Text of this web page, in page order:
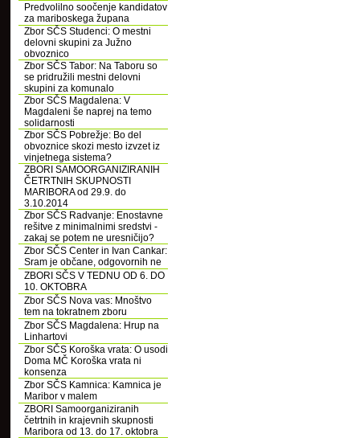
Predvolilno soočenje kandidatov
za mariboskega župana
Zbor SČS Studenci: O mestni
delovni skupini za Južno
obvoznico
Zbor SČS Tabor: Na Taboru so
se pridružili mestni delovni
skupini za komunalo
Zbor SČS Magdalena: V
Magdaleni še naprej na temo
solidarnosti
Zbor SČS Pobrežje: Bo del
obvoznice skozi mesto izvzet iz
vinjetnega sistema?
ZBORI SAMOORGANIZIRANIH
ČETRTNIH SKUPNOSTI
MARIBORA od 29.9. do
3.10.2014
Zbor SČS Radvanje: Enostavne
rešitve z minimalnimi sredstvi -
zakaj se potem ne uresničijo?
Zbor SČS Center in Ivan Cankar:
Sram je občane, odgovornih ne
ZBORI SČS V TEDNU OD 6. DO
10. OKTOBRA
Zbor SČS Nova vas: Mnoštvo
tem na tokratnem zboru
Zbor SČS Magdalena: Hrup na
Linhartovi
Zbor SČS Koroška vrata: O usodi
Doma MČ Koroška vrata ni
konsenza
Zbor SČS Kamnica: Kamnica je
Maribor v malem
ZBORI Samoorganiziranih
četrtnih in krajevnih skupnosti
Maribora od 13. do 17. oktobra